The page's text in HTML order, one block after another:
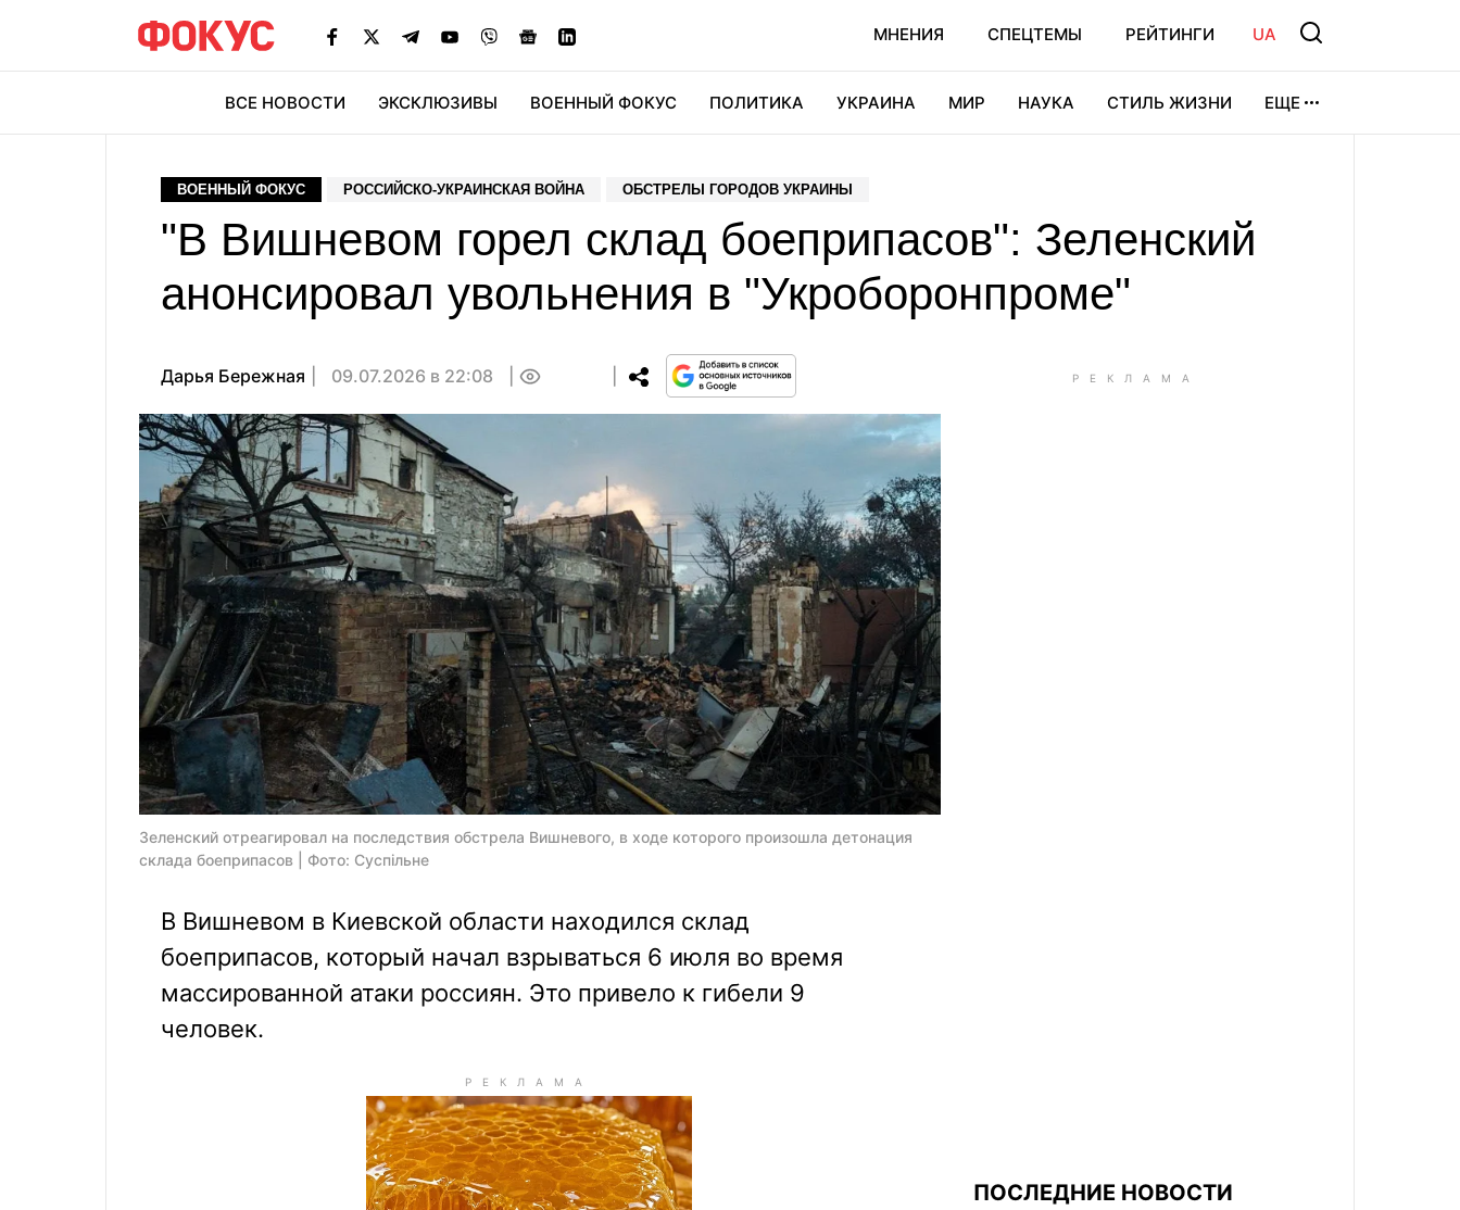
МНЕНИЯ СПЕЦТЕМЫ РЕЙТИНГИ UA
ВСЕ НОВОСТИ ЭКСКЛЮЗИВЫ ВОЕННЫЙ ФОКУС ПОЛИТИКА УКРАИНА МИР НАУКА СТИЛЬ ЖИЗНИ ЕЩЕ
ВОЕННЫЙ ФОКУС РОССИЙСКО-УКРАИНСКАЯ ВОЙНА ОБСТРЕЛЫ ГОРОДОВ УКРАИНЫ
"В Вишневом горел склад боеприпасов": Зеленский
анонсировал увольнения в "Укроборонпроме"
Дарья Бережная 09.07.2026 в 22:08
Зеленский отреагировал на последствия обстрела Вишневого, в ходе которого произошла детонация
склада боеприпасов | Фото: Суспiльне
В Вишневом в Киевской области находился склад
боеприпасов, который начал взрываться 6 июля во время
массированной атаки россиян. Это привело к гибели 9
человек.
ПОСЛЕДНИЕ НОВОСТИ